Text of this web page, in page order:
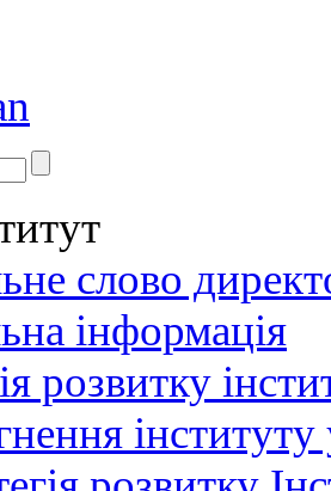
слово
інформація
розвитку